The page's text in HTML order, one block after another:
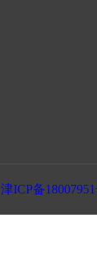
津ICP备18007951